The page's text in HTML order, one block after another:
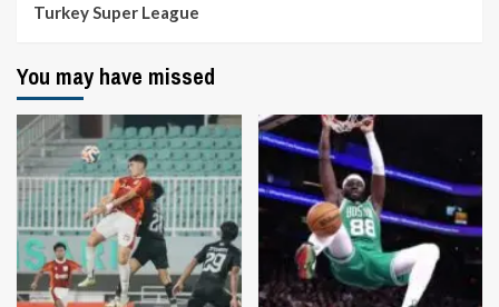
Turkey Super League
You may have missed